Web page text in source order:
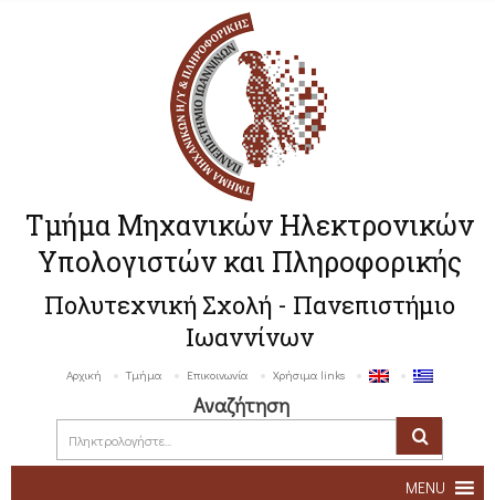
Τμήμα Μηχανικών Ηλεκτρονικών
Υπολογιστών και Πληροφορικής
Πολυτεχνική Σχολή - Πανεπιστήμιο
Ιωαννίνων
Αρχική Τμήμα Επικοινωνία Χρήσιμα links
Αναζήτηση
MENU